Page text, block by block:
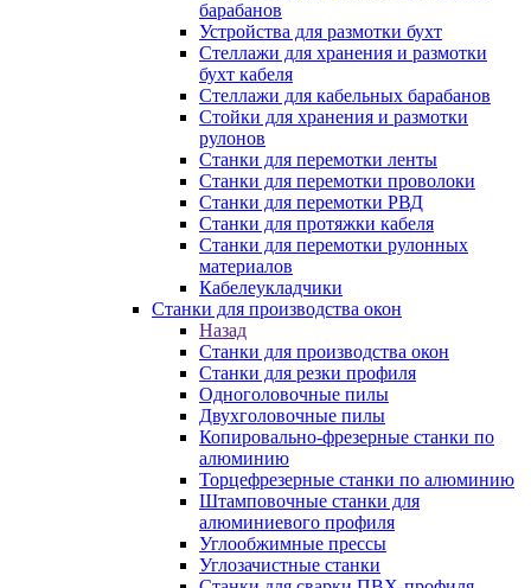
барабанов
Устройства для размотки бухт
Стеллажи для хранения и размотки
бухт кабеля
Стеллажи для кабельных барабанов
Стойки для хранения и размотки
рулонов
Станки для перемотки ленты
Станки для перемотки проволоки
Станки для перемотки РВД
Станки для протяжки кабеля
Станки для перемотки рулонных
материалов
Кабелеукладчики
Станки для производства окон
Назад
Станки для производства окон
Станки для резки профиля
Одноголовочные пилы
Двухголовочные пилы
Копировально-фрезерные станки по
алюминию
Торцефрезерные станки по алюминию
Штамповочные станки для
алюминиевого профиля
Углообжимные прессы
Углозачистные станки